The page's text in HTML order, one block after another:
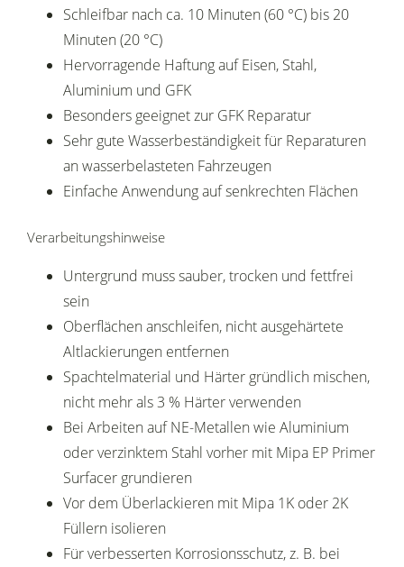
Schleifbar nach ca. 10 Minuten (60 °C) bis 20
Minuten (20 °C)
Hervorragende Haftung auf Eisen, Stahl,
Aluminium und GFK
Besonders geeignet zur GFK Reparatur
Sehr gute Wasserbeständigkeit für Reparaturen
an wasserbelasteten Fahrzeugen
Einfache Anwendung auf senkrechten Flächen
Verarbeitungshinweise
Untergrund muss sauber, trocken und fettfrei
sein
Oberflächen anschleifen, nicht ausgehärtete
Altlackierungen entfernen
Spachtelmaterial und Härter gründlich mischen,
nicht mehr als 3 % Härter verwenden
Bei Arbeiten auf NE-Metallen wie Aluminium
oder verzinktem Stahl vorher mit Mipa EP Primer
Surfacer grundieren
Vor dem Überlackieren mit Mipa 1K oder 2K
Füllern isolieren
Für verbesserten Korrosionsschutz, z. B. bei